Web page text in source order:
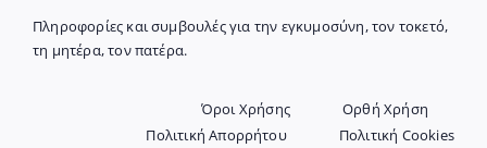
Πληροφορίες και συμβουλές για την εγκυμοσύνη, τον τοκετό,
τη μητέρα, τον πατέρα.
Όροι Χρήσης
Ορθή Χρήση
Πολιτική Απορρήτου
Πολιτική Cookies